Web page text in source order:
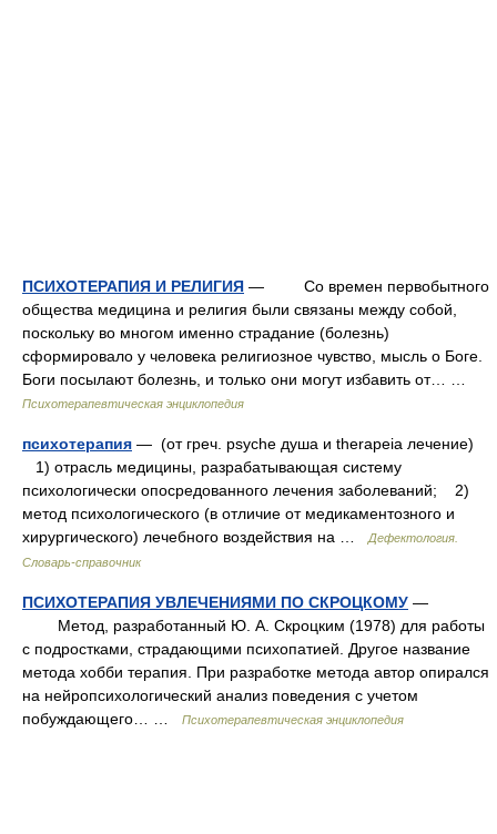
ПСИХОТЕРАПИЯ И РЕЛИГИЯ — Со времен первобытного
общества медицина и религия были связаны между собой,
поскольку во многом именно страдание (болезнь)
сформировало у человека религиозное чувство, мысль о Боге.
Боги посылают болезнь, и только они могут избавить от… …
Психотерапевтическая энциклопедия
психотерапия — (от греч. psyche душа и therapeia лечение)
1) отрасль медицины, разрабатывающая систему
психологически опосредованного лечения заболеваний; 2)
метод психологического (в отличие от медикаментозного и
хирургического) лечебного воздействия на …
Дефектология.
Словарь-справочник
ПСИХОТЕРАПИЯ УВЛЕЧЕНИЯМИ ПО СКРОЦКОМУ —
Метод, разработанный Ю. А. Скроцким (1978) для работы
с подростками, страдающими психопатией. Другое название
метода хобби терапия. При разработке метода автор опирался
на нейропсихологический анализ поведения с учетом
побуждающего… …
Психотерапевтическая энциклопедия